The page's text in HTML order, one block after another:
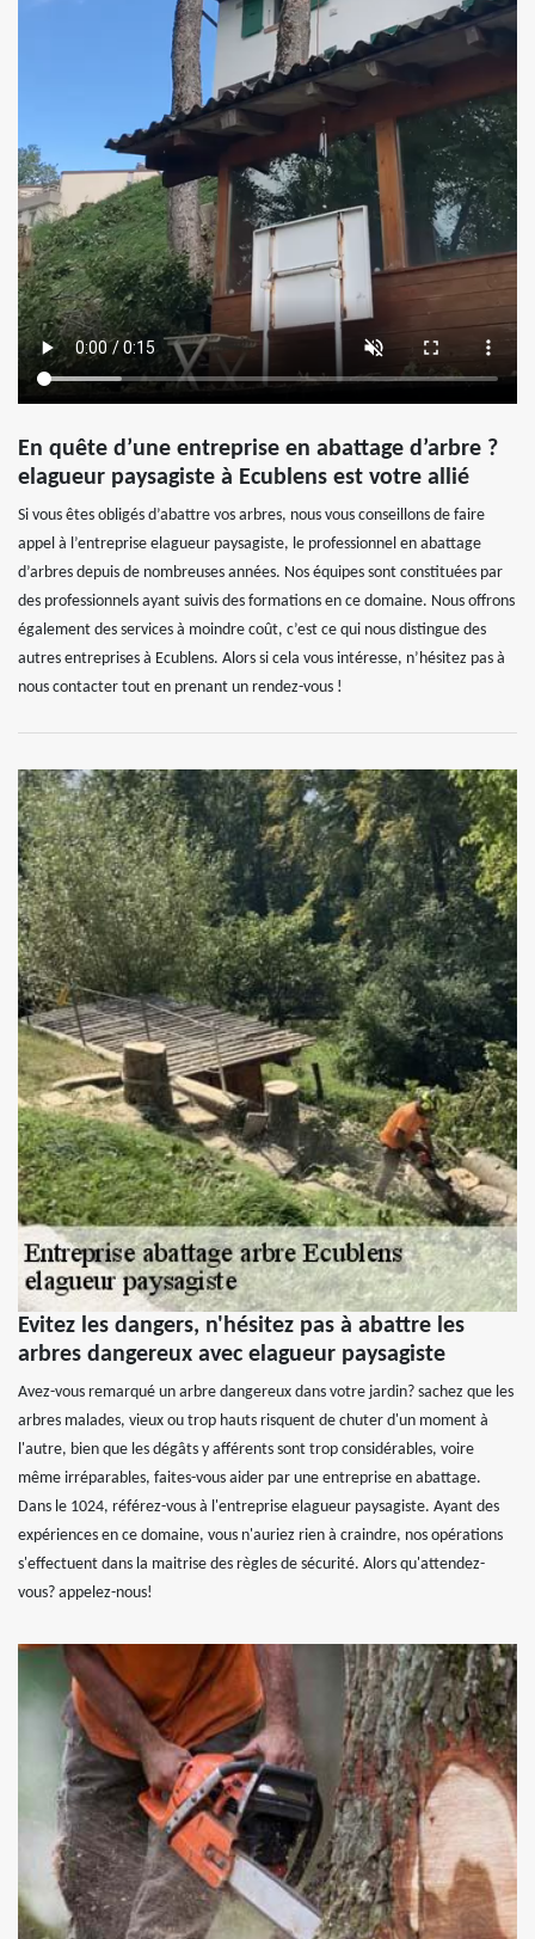
En quête d’une entreprise en abattage d’arbre ?
elagueur paysagiste à Ecublens est votre allié
Si vous êtes obligés d’abattre vos arbres, nous vous conseillons de faire
appel à l’entreprise elagueur paysagiste, le professionnel en abattage
d’arbres depuis de nombreuses années. Nos équipes sont constituées par
des professionnels ayant suivis des formations en ce domaine. Nous offrons
également des services à moindre coût, c’est ce qui nous distingue des
autres entreprises à Ecublens. Alors si cela vous intéresse, n’hésitez pas à
nous contacter tout en prenant un rendez-vous !
Evitez les dangers, n'hésitez pas à abattre les
arbres dangereux avec elagueur paysagiste
Avez-vous remarqué un arbre dangereux dans votre jardin? sachez que les
arbres malades, vieux ou trop hauts risquent de chuter d'un moment à
l'autre, bien que les dégâts y afférents sont trop considérables, voire
même irréparables, faites-vous aider par une entreprise en abattage.
Dans le 1024, référez-vous à l'entreprise elagueur paysagiste. Ayant des
expériences en ce domaine, vous n'auriez rien à craindre, nos opérations
s'effectuent dans la maitrise des règles de sécurité. Alors qu'attendez-
vous? appelez-nous!